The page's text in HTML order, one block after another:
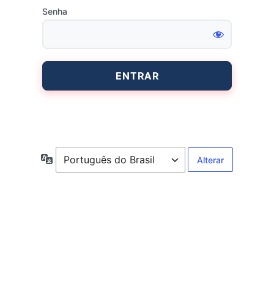
Senha
Idioma